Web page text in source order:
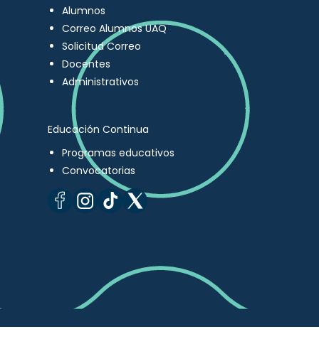
Alumnos
Correo Alumnos UAQ
Solicitud Correo
Docentes
Administrativos
Educación Continua
Programas educativos
Convocatorias